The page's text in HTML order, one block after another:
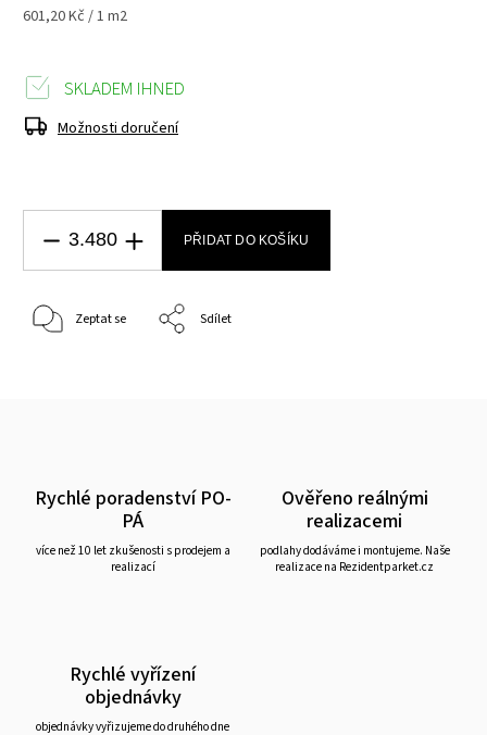
601,20 Kč / 1 m2
SKLADEM IHNED
Možnosti doručení
PŘIDAT DO KOŠÍKU
Zeptat se Sdílet
Rychlé poradenství PO-
PÁ
více než 10 let zkušenosti s prodejem a
realizací
Ověřeno reálnými
realizacemi
podlahy dodáváme i montujeme. Naše
realizace na Rezidentparket.cz
Rychlé vyřízení
objednávky
objednávky vyřizujeme do druhého dne